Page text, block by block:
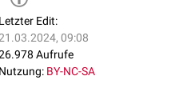
Letzter Edit:
09:08
Aufrufe
Nutzung: BY-NC-SA